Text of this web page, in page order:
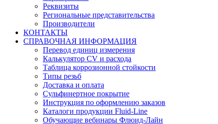
Реквизиты
Региональные представительства
Производители
КОНТАКТЫ
СПРАВОЧНАЯ ИНФОРМАЦИЯ
Перевод единиц измерения
Калькулятор CV и расхода
Таблица коррозионной стойкости
Типы резьб
Доставка и оплата
Сульфинертное покрытие
Инструкция по оформлению заказов
Каталоги продукции Fluid-Line
Обучающие вебинары Флюид-Лайн